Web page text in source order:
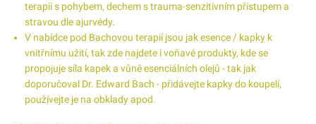
terapii s pohybem, dechem s trauma-senzitivním přístupem a
stravou dle ajurvédy.
V nabídce pod Bachovou terapií jsou jak esence / kapky k
vnitřnímu užití, tak zde najdete i voňavé produkty, kde se
propojuje síla kapek a vůně esenciálních olejů - tak jak
doporučoval Dr. Edward Bach - přidávejte kapky do koupelí,
používejte je na obklady apod.